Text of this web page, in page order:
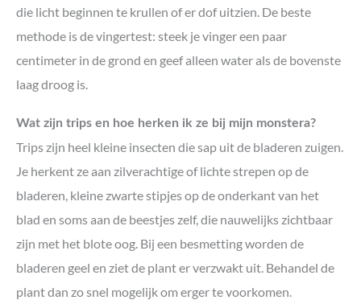
die licht beginnen te krullen of er dof uitzien. De beste
methode is de vingertest: steek je vinger een paar
centimeter in de grond en geef alleen water als de bovenste
laag droog is.
Wat zijn trips en hoe herken ik ze bij mijn monstera?
Trips zijn heel kleine insecten die sap uit de bladeren zuigen.
Je herkent ze aan zilverachtige of lichte strepen op de
bladeren, kleine zwarte stipjes op de onderkant van het
blad en soms aan de beestjes zelf, die nauwelijks zichtbaar
zijn met het blote oog. Bij een besmetting worden de
bladeren geel en ziet de plant er verzwakt uit. Behandel de
plant dan zo snel mogelijk om erger te voorkomen.